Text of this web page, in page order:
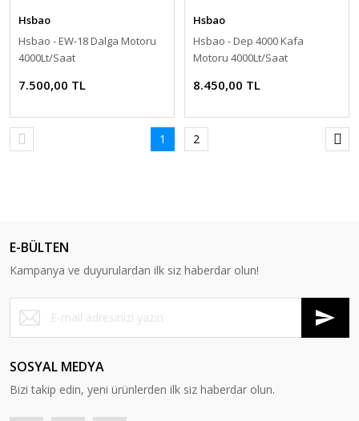
Hsbao
Hsbao - EW-18 Dalga Motoru
4000Lt/Saat
7.500,00 TL
Hsbao
Hsbao - Dep 4000 Kafa
Motoru 4000Lt/Saat
8.450,00 TL
1 2
E-BÜLTEN
Kampanya ve duyurulardan ilk siz haberdar olun!
SOSYAL MEDYA
Bizi takip edin, yeni ürünlerden ilk siz haberdar olun.